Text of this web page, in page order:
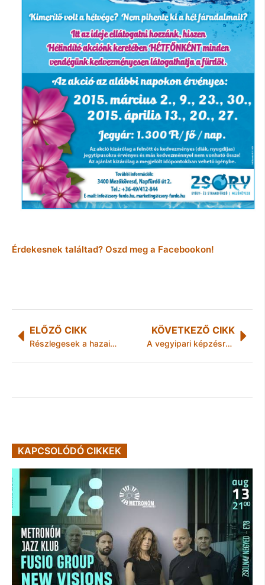
Érdekesnek találtad? Oszd meg a Facebookon!
ELŐZŐ CIKK
Részlegesek a hazai vállalatok ismeretei az agilis projektmenedzsmentről
KÖVETKEZŐ CIKK
A vegyipari képzésről egyeztettek
KAPCSOLÓDÓ CIKKEK